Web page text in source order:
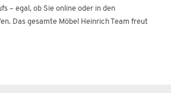
– egal, ob Sie online oder in den
Das gesamte Möbel Heinrich Team freut